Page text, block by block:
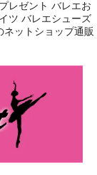
レゼント バレエお
ツ バレエシューズ
ットショップ通販